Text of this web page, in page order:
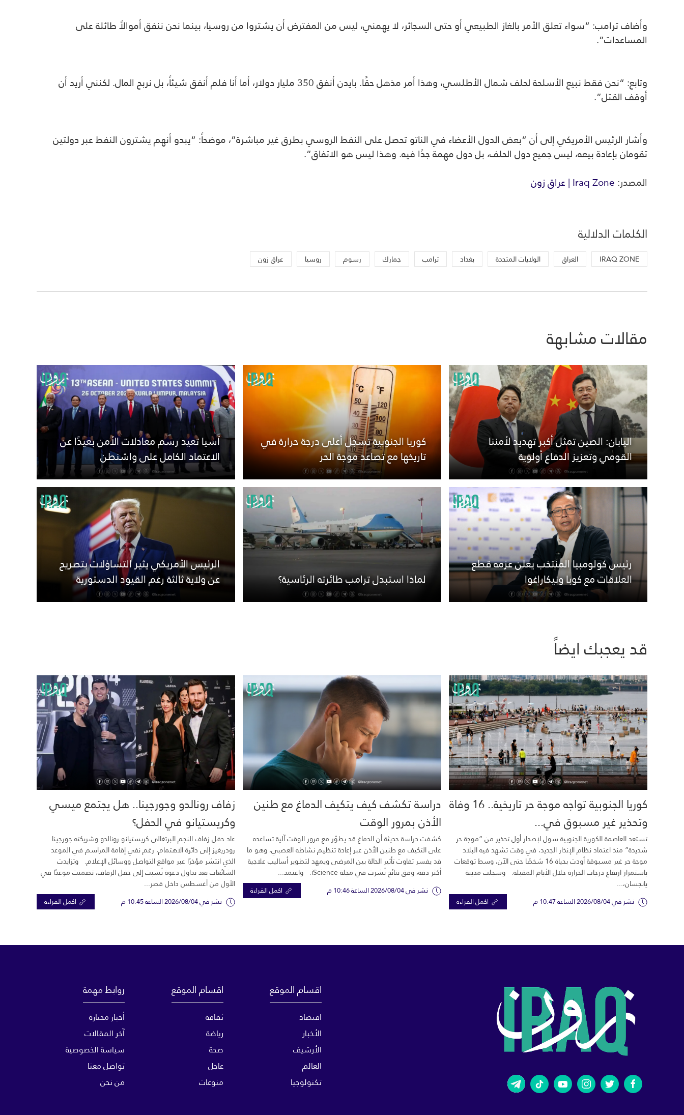
وأضاف ترامب: “سواء تعلق الأمر بالغاز الطبيعي أو حتى السجائر، لا يهمني، ليس من المفترض أن يشتروا من روسيا، بينما نحن ننفق أموالاً طائلة على
المساعدات”.
وتابع: “نحن فقط نبيع الأسلحة لحلف شمال الأطلسي، وهذا أمر مذهل حقًا. بايدن أنفق 350 مليار دولار، أما أنا فلم أنفق شيئاً، بل نربح المال. لكنني أريد أن
أوقف القتل”.
وأشار الرئيس الأمريكي إلى أن “بعض الدول الأعضاء في الناتو تحصل على النفط الروسي بطرق غير مباشرة”، موضحاً: “يبدو أنهم يشترون النفط عبر دولتين
تقومان بإعادة بيعه، ليس جميع دول الحلف، بل دول مهمة جدًا فيه. وهذا ليس هو الاتفاق”.
المصدر:Iraq Zone | عراق زون
الكلمات الدلالية
IRAQ ZONE العراق الولايات المتحدة بغداد ترامب جمارك رسوم روسيا عراق زون
مقالات مشابهة
اليابان: الصين تمثل أكبر تهديد لأمننا
القومي وتعزيز الدفاع أولوية
كوريا الجنوبية تسجل أعلى درجة حرارة في
تاريخها مع تصاعد موجة الحر
آسيا تعيد رسم معادلات الأمن بعيدًا عن
الاعتماد الكامل على واشنطن
رئيس كولومبيا المنتخب يعلن عزمه قطع
العلاقات مع كوبا ونيكاراغوا لماذا استبدل ترامب طائرته الرئاسية؟
الرئيس الأمريكي يثير التساؤلات بتصريح
عن ولاية ثالثة رغم القيود الدستورية
قد يعجبك ايضاً
كوريا الجنوبية تواجه موجة حر تاريخية.. 16 وفاة
وتحذير غير مسبوق في...
تستعد العاصمة الكورية الجنوبية سول لإصدار أول تحذير من “موجة حر
شديدة” منذ اعتماد نظام الإنذار الجديد، في وقت تشهد فيه البلاد
موجة حر غير مسبوقة أودت بحياة 16 شخصًا حتى الآن، وسط توقعات
باستمرار ارتفاع درجات الحرارة خلال الأيام المقبلة. وسجلت مدينة
يانجسان،...
نشر في 2026/08/04 الساعة 10:47 م اكمل القراءة
دراسة تكشف كيف يتكيف الدماغ مع طنين
الأذن بمرور الوقت
كشفت دراسة حديثة أن الدماغ قد يطوّر مع مرور الوقت آلية تساعده
على التكيف مع طنين الأذن عبر إعادة تنظيم نشاطه العصبي، وهو ما
قد يفسر تفاوت تأثير الحالة بين المرضى ويمهد لتطوير أساليب علاجية
أكثر دقة، وفق نتائج نُشرت في مجلة iScience. واعتمد...
نشر في 2026/08/04 الساعة 10:46 م اكمل القراءة
زفاف رونالدو وجورجينا.. هل يجتمع ميسي
وكريستيانو في الحفل؟
عاد حفل زفاف النجم البرتغالي كريستيانو رونالدو وشريكته جورجينا
رودريغيز إلى دائرة الاهتمام، رغم نفي إقامة المراسم في الموعد
الذي انتشر مؤخرًا عبر مواقع التواصل ووسائل الإعلام. وتزايدت
الشائعات بعد تداول دعوة نُسبت إلى حفل الزفاف، تضمنت موعدًا في
الأول من أغسطس داخل قصر...
نشر في 2026/08/04 الساعة 10:45 م اكمل القراءة
اقسام الموقع
اقتصاد
الأخبار
الأرشيف
العالم
تكنولوجيا
اقسام الموقع
ثقافة
رياضة
صحة
عاجل
منوعات
روابط مهمة
أخبار مختارة
آخر المقالات
سياسة الخصوصية
تواصل معنا
من نحن